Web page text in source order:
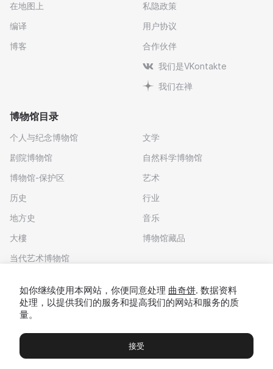
在地图上
编译
博客
私隐政策
用户协议
合作伙伴
我们是VKontakte
我们在禅
博物馆目录
个人与纪念博物馆
剧院博物馆
博物馆-保护区
历史
地方史
大樓
当代艺术博物馆
文学
自然科学博物馆
艺术
行业
音乐
博物馆藏品
博物馆 展览及展览 Чаты Вы
如你继续使用本网站，你便同意处理 曲奇饼. 数据资料
处理，以提供我们的服务和提高我们的网站和服务的质
量。
接受